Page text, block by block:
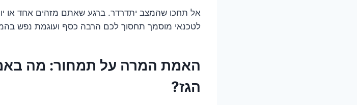
אל תחכו שהמצב יתדרדר. ברגע שאתם מזהים אחד או
לטכנאי מוסמך תחסוך לכם הרבה כסף ועוגמת נפש
האמת המרה על תמחור: מה
הגז?